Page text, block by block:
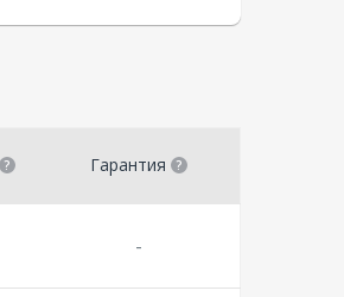
Гарантия
-